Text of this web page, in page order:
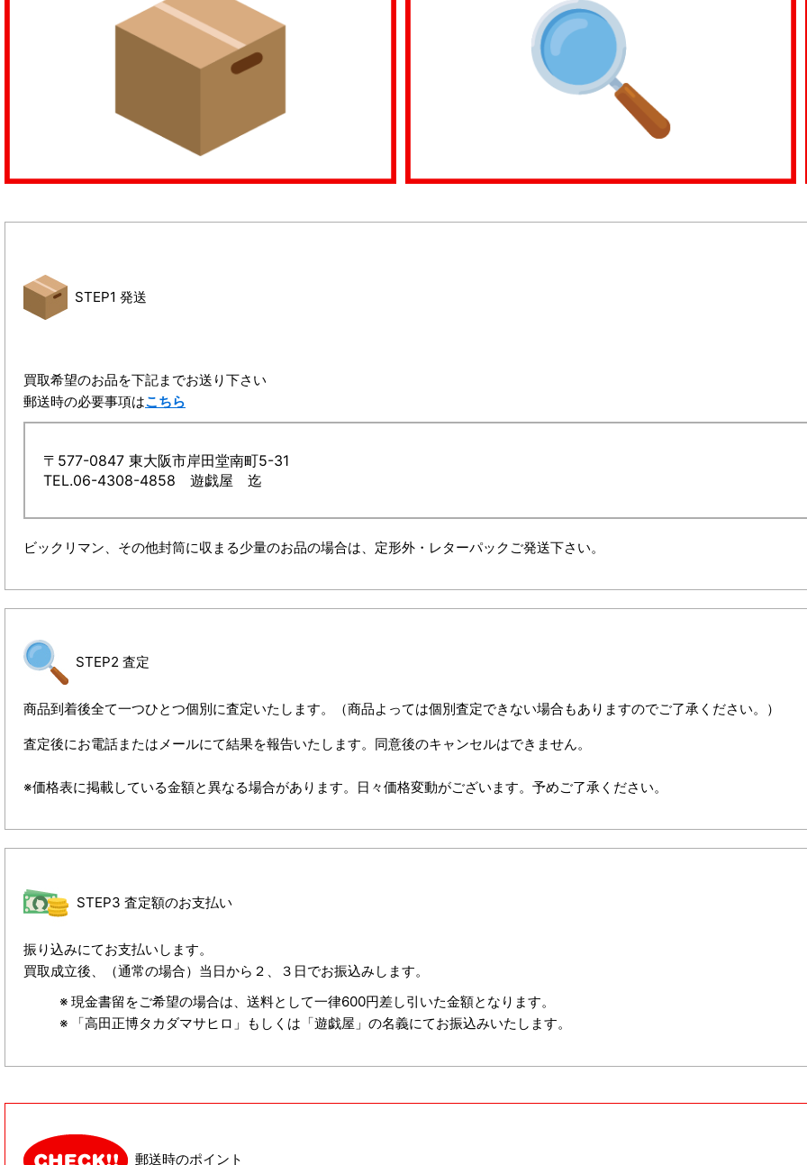
STEP1 発送
買取希望のお品を下記までお送り下さい
郵送時の必要事項はこちら
〒577-0847 東大阪市岸田堂南町5-31
TEL.06-4308-4858 遊戯屋 迄
ビックリマン、その他封筒に収まる少量のお品の場合は、定形外・レターパックご発送下さい。
STEP2 査定
商品到着後全て一つひとつ個別に査定いたします。（商品よっては個別査定できない場合もありますのでご了承ください。）
査定後にお電話またはメールにて結果を報告いたします。同意後のキャンセルはできません。
※価格表に掲載している金額と異なる場合があります。日々価格変動がございます。予めご了承ください。
STEP3 査定額のお支払い
振り込みにてお支払いします。
買取成立後、（通常の場合）当日から２、３日でお振込みします。
現金書留をご希望の場合は、送料として一律600円差し引いた金額となります。
「高田正博タカダマサヒロ」もしくは「遊戯屋」の名義にてお振込みいたします。
郵送時のポイント